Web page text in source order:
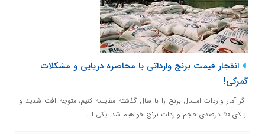
انفجار قیمت برنج وارداتی با محاصره دریایی و مشکلات
گمرکی!
اگر آمار واردات امسال برنج را با سال گذشته مقایسه کنیم، متوجه افت شدید و
بالای ۵۰ درصدی حجم واردات برنج خواهیم شد. یکی ا...